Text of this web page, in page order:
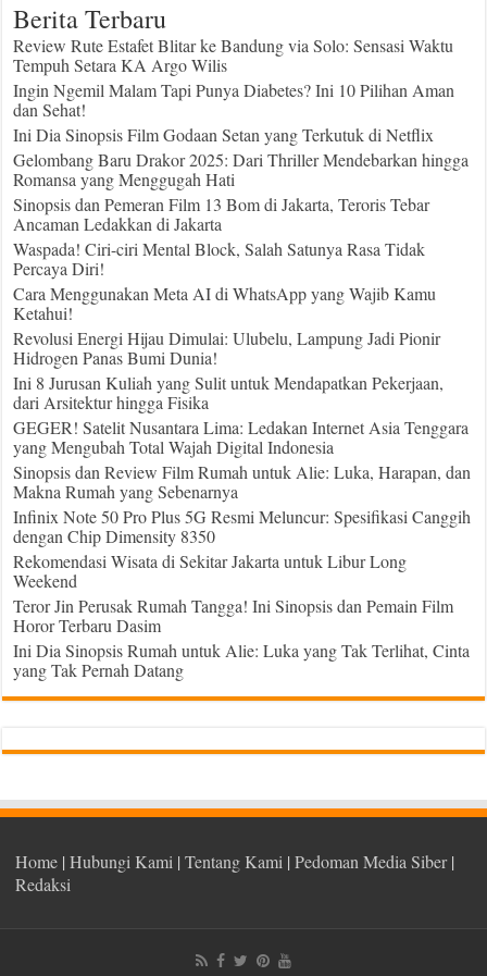
Berita Terbaru
Review Rute Estafet Blitar ke Bandung via Solo: Sensasi Waktu
Tempuh Setara KA Argo Wilis
Ingin Ngemil Malam Tapi Punya Diabetes? Ini 10 Pilihan Aman
dan Sehat!
Ini Dia Sinopsis Film Godaan Setan yang Terkutuk di Netflix
Gelombang Baru Drakor 2025: Dari Thriller Mendebarkan hingga
Romansa yang Menggugah Hati
Sinopsis dan Pemeran Film 13 Bom di Jakarta, Teroris Tebar
Ancaman Ledakkan di Jakarta
Waspada! Ciri-ciri Mental Block, Salah Satunya Rasa Tidak
Percaya Diri!
Cara Menggunakan Meta AI di WhatsApp yang Wajib Kamu
Ketahui!
Revolusi Energi Hijau Dimulai: Ulubelu, Lampung Jadi Pionir
Hidrogen Panas Bumi Dunia!
Ini 8 Jurusan Kuliah yang Sulit untuk Mendapatkan Pekerjaan,
dari Arsitektur hingga Fisika
GEGER! Satelit Nusantara Lima: Ledakan Internet Asia Tenggara
yang Mengubah Total Wajah Digital Indonesia
Sinopsis dan Review Film Rumah untuk Alie: Luka, Harapan, dan
Makna Rumah yang Sebenarnya
Infinix Note 50 Pro Plus 5G Resmi Meluncur: Spesifikasi Canggih
dengan Chip Dimensity 8350
Rekomendasi Wisata di Sekitar Jakarta untuk Libur Long
Weekend
Teror Jin Perusak Rumah Tangga! Ini Sinopsis dan Pemain Film
Horor Terbaru Dasim
Ini Dia Sinopsis Rumah untuk Alie: Luka yang Tak Terlihat, Cinta
yang Tak Pernah Datang
Home |Hubungi Kami |Tentang Kami |Pedoman Media Siber|
Redaksi